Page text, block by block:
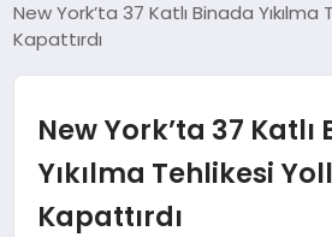
SPOR
YAŞAM
New York’ta 37 Katlı Binada Yıkılma
Kapattırdı
New York’ta 37 Katlı
Yıkılma Tehlikesi
Kapattırdı